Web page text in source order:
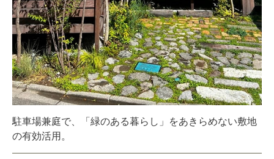
駐車場兼庭で、「緑のある暮らし」をあきらめない敷地
の有効活用。